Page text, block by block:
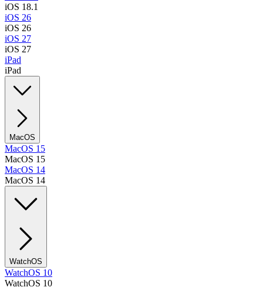
iOS 18.1
iOS 26
iOS 26
iOS 27
iOS 27
iPad
iPad
MacOS
MacOS 15
MacOS 15
MacOS 14
MacOS 14
WatchOS
WatchOS 10
WatchOS 10